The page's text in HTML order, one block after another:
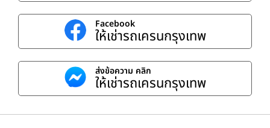
Facebook
ให้เช่ารถเครนกรุงเทพ
ส่งข้อความ คลิก
ให้เช่ารถเครนกรุงเทพ